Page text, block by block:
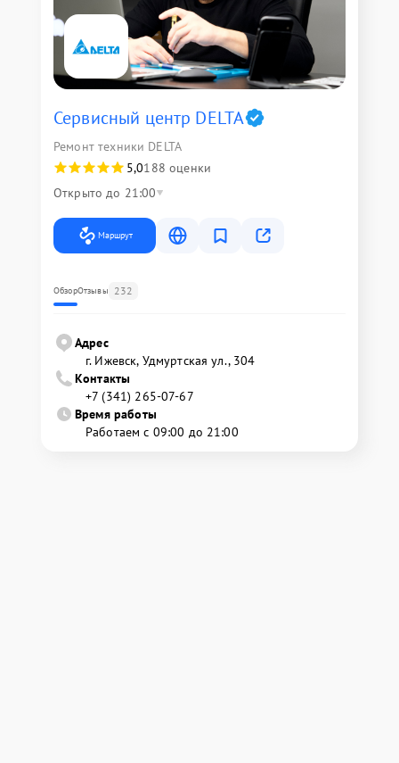
Сервисный центр DELTA
Ремонт техники DELTA
5,0188 оценки
Открыто до 21:00
Маршрут
ОбзорОтзывы 232
Адрес
г. Ижевск, Удмуртская ул., 304
Контакты
+7 (341) 265-07-67
Время работы
Работаем с 09:00 до 21:00